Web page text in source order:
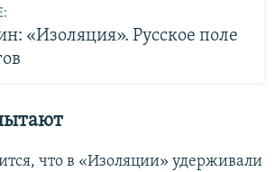
«Изоляция». Русское поле
что в «Изоляции» удерживали